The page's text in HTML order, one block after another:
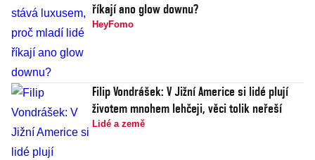
říkají ano glow downu?
HeyFomo
Filip Vondrášek: V Jižní Americe si lidé plují
životem mnohem lehčeji, věci tolik neřeší
Lidé a země